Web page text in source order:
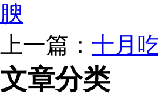
腴
上一篇： 十月
文章分类